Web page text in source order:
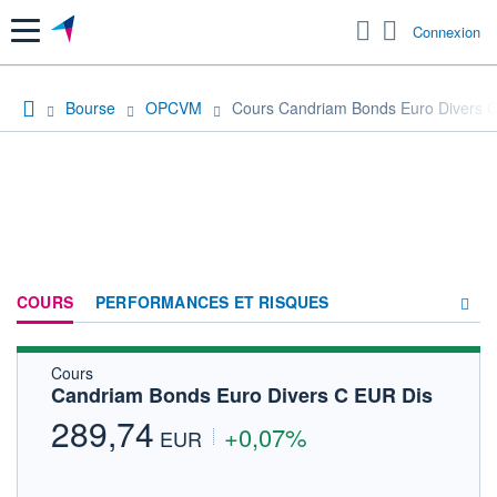
Menu Connexion
Bourse OPCVM Cours Candriam Bonds Euro Divers
COURS PERFORMANCES ET RISQUES
FORUM
Cours
Candriam Bonds Euro Divers C EUR Dis
289,74 EUR +0,07%